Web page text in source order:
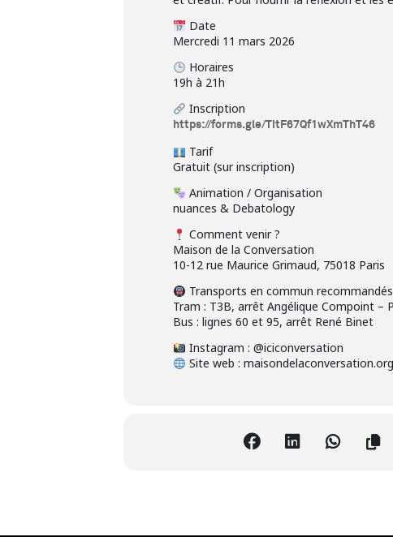
Date
Mercredi 11 mars 2026
Horaires
19h à 21h
Inscription
https://forms.gle/TitF67Qf1wXmThT46
Tarif
Gratuit (sur inscription)
Animation / Organisation
nuances & Debatology
Comment venir ?
Maison de la Conversation
10-12 rue Maurice Grimaud, 75018 Paris
Transports en commun
Tram : T3B, arrêt Angélique Compoint –
Bus : lignes 60 et 95, arrêt René Binet
Instagram : @iciconversation
Site web : maisondelaconversation.org